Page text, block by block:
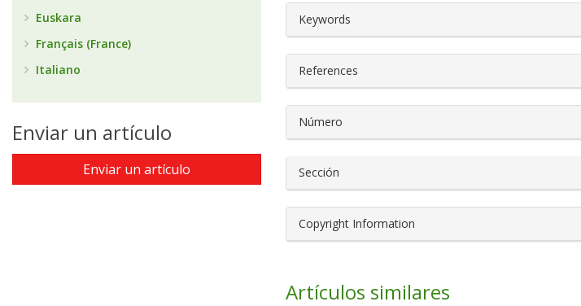
Keywords
References
Número
Sección
Copyright Information
Artículos similares
Euskara
Français (France)
Italiano
Enviar un artículo
Enviar un artículo